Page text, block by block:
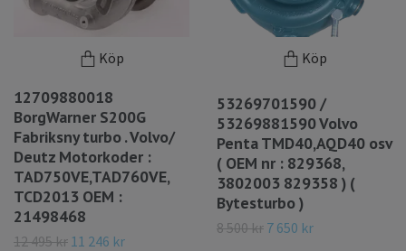
Köp
12709880018
BorgWarner S200G
Fabriksny turbo . Volvo/
Deutz Motorkoder :
TAD750VE,TAD760VE,
TCD2013 OEM :
21498468
12 495 kr 11 246 kr
Köp
53269701590 /
53269881590 Volvo
Penta TMD40,AQD40 osv
( OEM nr : 829368,
3802003 829358 ) (
Bytesturbo )
8 500 kr 7 650 kr